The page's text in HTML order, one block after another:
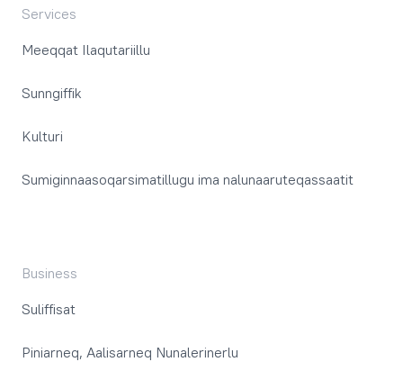
Services
Meeqqat Ilaqutariillu
Sunngiffik
Kulturi
Sumiginnaasoqarsimatillugu ima nalunaaruteqassaatit
Business
Suliffisat
Piniarneq, Aalisarneq Nunalerinerlu